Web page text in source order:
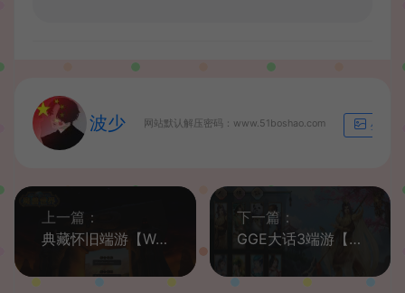
波少 网站默认解压密码：www.51boshao.com 生成海
上一篇：
典藏怀旧端游【WOW魔兽世界60级完美版】最新整理Win系服务端+PC客户端+网页注册+假人+GM指令教程+详细搭建教程
下一篇：
GGE大话3端游【大话西游3】最新整理单机一键即玩服务端+PC客户端+网关工具